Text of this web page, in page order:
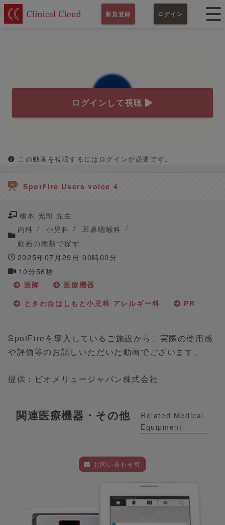
新規登録 ログイン
ログインして視聴
この動画を視聴するにはログインが必要です。
SpotFire Users voice 4
橋本 光司 先生
内科
小児科
耳鼻咽喉科
動画の種類で探す
2025年07月29日 00時00分
10分56秒
医師
医療機器
ときわ台はしもと小児科 アレルギー科
PR
SpotFireを導入しているご施設から、実際の使用感
や評価等のお話しいただいた動画でございます。
提供：ビオメリュージャパン株式会社
関連医療機器・その他
Related Medical
Equipment
お問い合わせ可